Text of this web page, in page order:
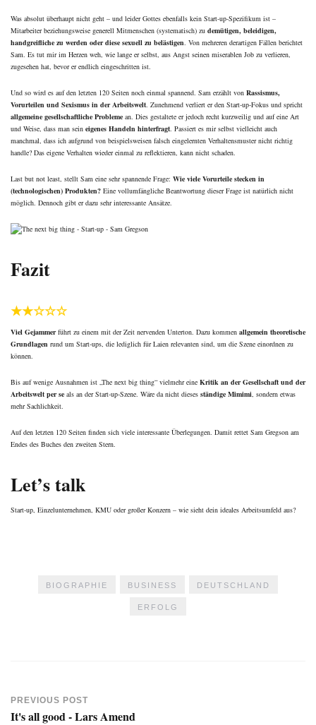
Was absolut überhaupt nicht geht – und leider Gottes ebenfalls kein Start-up-Spezifikum ist –
Mitarbeiter beziehungsweise generell Mitmenschen (systematisch) zu demütigen, beleidigen,
handgreifliche zu werden oder diese sexuell zu belästigen. Von mehreren derartigen Fällen berichtet
Sam. Es tut mir im Herzen weh, wie lange er selbst, aus Angst seinen miserablen Job zu verlieren,
zugesehen hat, bevor er endlich eingeschritten ist.
Und so wird es auf den letzten 120 Seiten noch einmal spannend. Sam erzählt von Rassismus,
Vorurteilen und Sexismus in der Arbeitswelt. Zunehmend verliert er den Start-up-Fokus und spricht
allgemeine gesellschaftliche Probleme an. Dies gestaltete er jedoch recht kurzweilig und auf eine Art
und Weise, dass man sein eigenes Handeln hinterfragt. Passiert es mir selbst vielleicht auch
manchmal, dass ich aufgrund von beispielsweisen falsch eingelernten Verhaltensmuster nicht richtig
handle? Das eigene Verhalten wieder einmal zu reflektieren, kann nicht schaden.
Last but not least, stellt Sam eine sehr spannende Frage: Wie viele Vorurteile stecken in
(technologischen) Produkten? Eine vollumfängliche Beantwortung dieser Frage ist natürlich nicht
möglich. Dennoch gibt er dazu sehr interessante Ansätze.
Fazit
★★☆☆☆
Viel Gejammerführt zu einem mit der Zeit nervenden Unterton. Dazu kommen allgemein theoretische
Grundlagen rund um Start-ups, die lediglich für Laien relevanten sind, um die Szene einordnen zu
können.
Bis auf wenige Ausnahmen ist „The next big thing“ vielmehr eine Kritik an der Gesellschaft und der
Arbeitswelt per se als an der Start-up-Szene. Wäre da nicht dieses ständige Mimimi, sondern etwas
mehr Sachlichkeit.
Auf den letzten 120 Seiten finden sich viele interessante Überlegungen. Damit rettet Sam Gregson am
Endes des Buches den zweiten Stern.
Let’s talk
Start-up, Einzelunternehmen, KMU oder großer Konzern – wie sieht dein ideales Arbeitsumfeld aus?
BIOGRAPHIE BUSINESS DEUTSCHLAND
ERFOLG
PREVIOUS POST
It's all good - Lars Amend